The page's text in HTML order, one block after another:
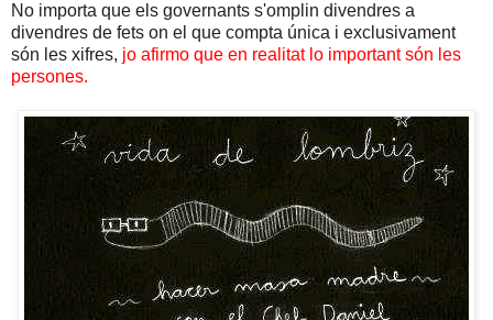
No importa que els governants s'omplin divendres a
divendres de fets on el que compta única i exclusivament
són les xifres, jo afirmo que en realitat lo important són les
persones.